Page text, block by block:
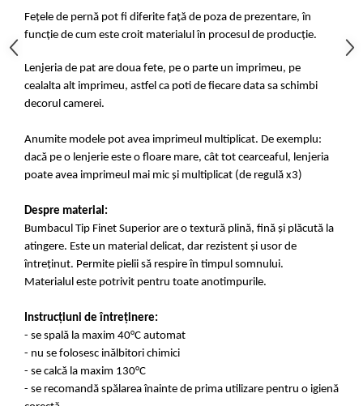
Fețele de pernă pot fi diferite față de poza de prezentare, în
funcție de cum este croit materialul în procesul de producție.
Lenjeria de pat are doua fete, pe o parte un imprimeu, pe
cealalta alt imprimeu, astfel ca poti de fiecare data sa schimbi
decorul camerei.
Anumite modele pot avea imprimeul multiplicat. De exemplu:
dacă pe o lenjerie este o floare mare, cât tot cearceaful, lenjeria
poate avea imprimeul mai mic și multiplicat (de regulă x3)
Despre material:
Bumbacul Tip Finet Superior are o textură plină, fină și plăcută la
atingere. Este un material delicat, dar rezistent și usor de
întreținut. Permite pielii să respire în timpul somnului.
Materialul este potrivit pentru toate anotimpurile.
Instrucțiuni de întreținere:
- se spală la maxim 40°C automat
- nu se folosesc inălbitori chimici
- se calcă la maxim 130°C
- se recomandă spălarea înainte de prima utilizare pentru o igienă